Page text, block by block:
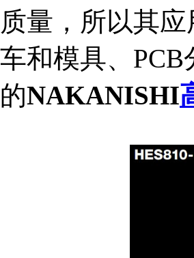
质量，所以其
车和模具、
的NAKANISHI